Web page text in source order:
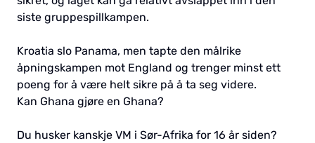
siste gruppespillkampen.
Kroatia slo Panama, men tapte den målrike
åpningskampen mot England og trenger minst ett
poeng for å være helt sikre på å ta seg videre.
Kan Ghana gjøre en Ghana?
Du husker kanskje VM i Sør-Afrika for 16 år siden?